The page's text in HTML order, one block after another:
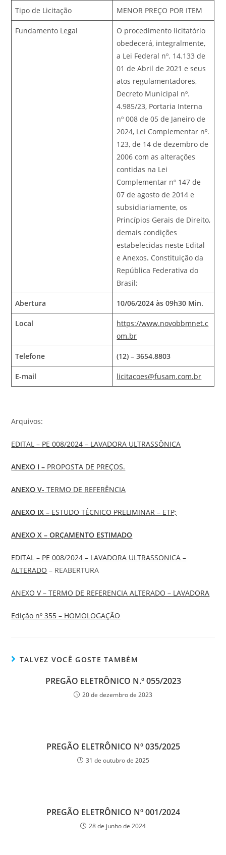
Tipo de Licitação MENOR PREÇO POR ITEM
Fundamento Legal
O procedimento licitatório
obedecerá, integralmente,
a Lei Federal nº. 14.133 de
01 de Abril de 2021 e seus
atos regulamentadores,
Decreto Municipal nº.
4.985/23, Portaria Interna
nº 008 de 05 de Janeiro de
2024, Lei Complementar nº.
123, de 14 de dezembro de
2006 com as alterações
contidas na Lei
Complementar nº 147 de
07 de agosto de 2014 e
subsidiariamente, os
Princípios Gerais de Direito,
demais condições
estabelecidas neste Edital
e Anexos. Constituição da
República Federativa do
Brasil;
Abertura 10/06/2024 às 09h30 Min.
Local
https://www.novobbmnet.c
om.br
Telefone (12) – 3654.8803
E-mail licitacoes@fusam.com.br
Arquivos:
EDITAL – PE 008/2024 – LAVADORA ULTRASSÔNICA
ANEXO I – PROPOSTA DE PREÇOS.
ANEXO V- TERMO DE REFERÊNCIA
ANEXO IX – ESTUDO TÉCNICO PRELIMINAR – ETP;
ANEXO X – ORÇAMENTO ESTIMADO
EDITAL – PE 008/2024 – LAVADORA ULTRASSONICA –
ALTERADO – REABERTURA
ANEXO V – TERMO DE REFERENCIA ALTERADO – LAVADORA
Edição nº 355 – HOMOLOGAÇÃO
TALVEZ VOCÊ GOSTE TAMBÉM
PREGÃO ELETRÔNICO N.º 055/2023
20 de dezembro de 2023
PREGÃO ELETRÔNICO Nº 035/2025
31 de outubro de 2025
PREGÃO ELETRÔNICO Nº 001/2024
28 de junho de 2024